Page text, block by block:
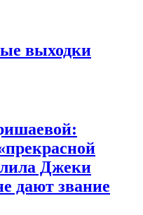
выходки
Джеки
дают звание